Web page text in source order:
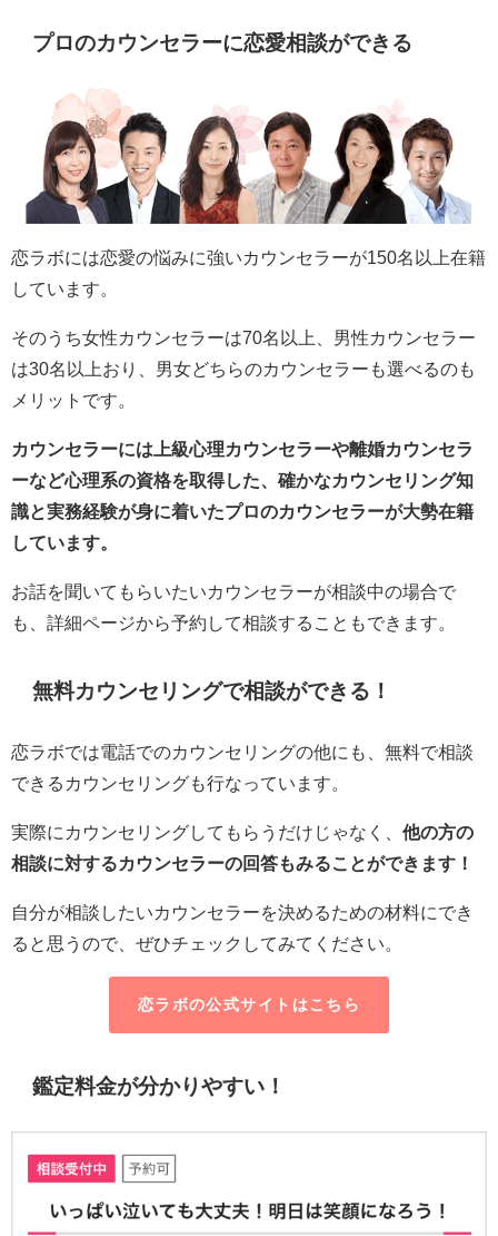
プロのカウンセラーに恋愛相談ができる
恋ラボには恋愛の悩みに強いカウンセラーが150名以上在籍
しています。
そのうち女性カウンセラーは70名以上、男性カウンセラー
は30名以上おり、男女どちらのカウンセラーも選べるのも
メリットです。
カウンセラーには上級心理カウンセラーや離婚カウンセラ
ーなど心理系の資格を取得した、確かなカウンセリング知
識と実務経験が身に着いたプロのカウンセラーが大勢在籍
しています。
お話を聞いてもらいたいカウンセラーが相談中の場合で
も、詳細ページから予約して相談することもできます。
無料カウンセリングで相談ができる！
恋ラボでは電話でのカウンセリングの他にも、無料で相談
できるカウンセリングも行なっています。
実際にカウンセリングしてもらうだけじゃなく、 他の方の
相談に対するカウンセラーの回答もみることができます！
自分が相談したいカウンセラーを決めるための材料にでき
ると思うので、ぜひチェックしてみてください。
恋ラボの公式サイトはこちら
鑑定料金が分かりやすい！